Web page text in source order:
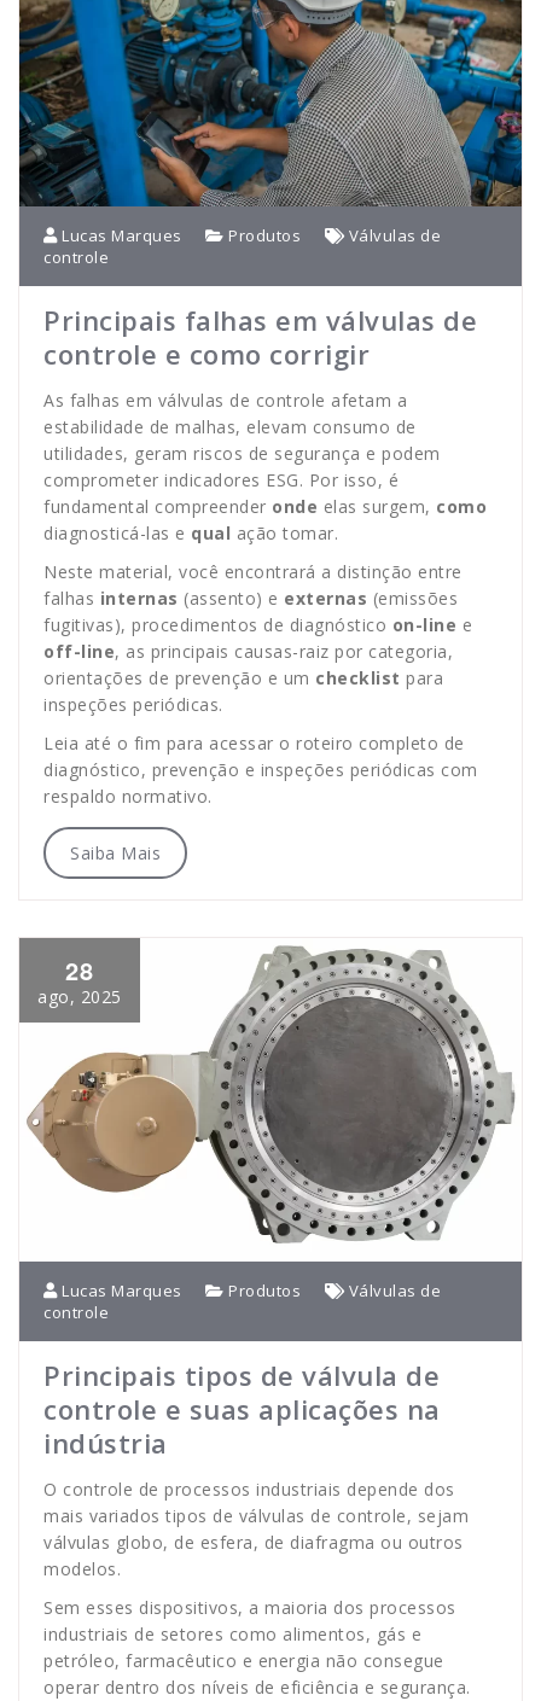
Lucas Marques Produtos
Válvulas de
controle
Principais falhas em válvulas de
controle e como corrigir
As falhas em válvulas de controle afetam a
estabilidade de malhas, elevam consumo de
utilidades, geram riscos de segurança e podem
comprometer indicadores ESG. Por isso, é
fundamental compreender onde elas surgem, como
diagnosticá-las e qual ação tomar.
Neste material, você encontrará a distinção entre
falhas internas (assento) e externas (emissões
fugitivas), procedimentos de diagnóstico on-line e
off-line, as principais causas-raiz por categoria,
orientações de prevenção e um checklist para
inspeções periódicas.
Leia até o fim para acessar o roteiro completo de
diagnóstico, prevenção e inspeções periódicas com
respaldo normativo.
Saiba Mais
28
ago, 2025
Lucas Marques Produtos
Válvulas de
controle
Principais tipos de válvula de
controle e suas aplicações na
indústria
O controle de processos industriais depende dos
mais variados tipos de válvulas de controle, sejam
válvulas globo, de esfera, de diafragma ou outros
modelos.
Sem esses dispositivos, a maioria dos processos
industriais de setores como alimentos, gás e
petróleo, farmacêutico e energia não consegue
operar dentro dos níveis de eficiência e segurança.